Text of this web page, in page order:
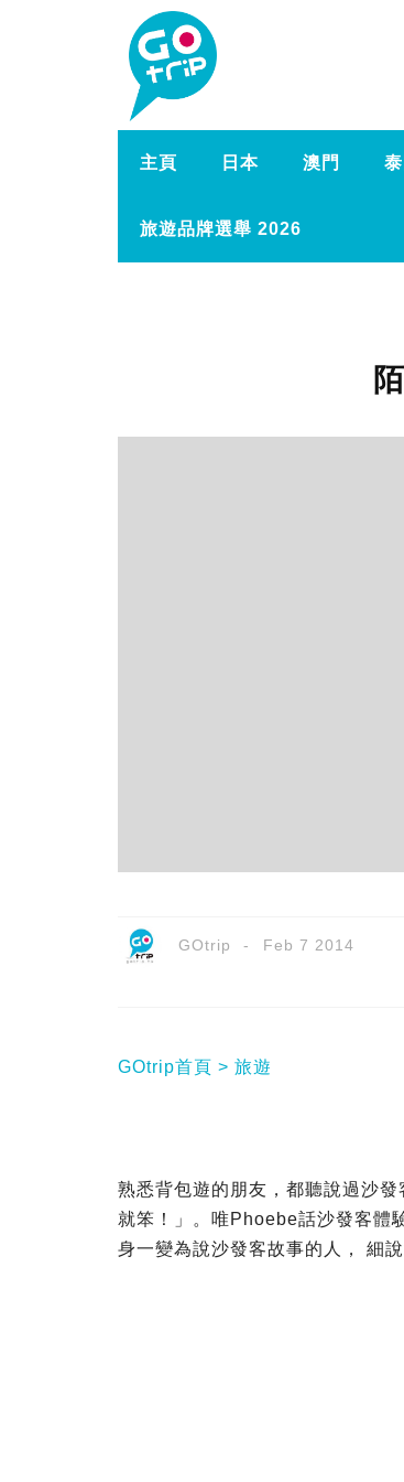
主頁 日本 澳門
旅遊品牌選舉 2026
GOtrip Feb 7 2014
GOtrip首頁 旅遊
熟悉背包遊的朋友，都聽說過沙
就笨！」。唯Phoebe話沙發客體
身一變為說沙發客故事的人， 細